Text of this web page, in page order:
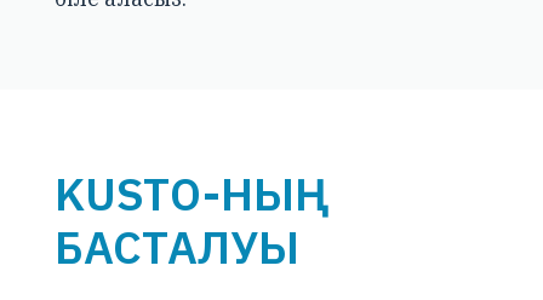
KUSTO-НЫҢ
БАСТАЛУЫ